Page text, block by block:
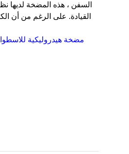
السفن ، هذه المضخة لديها
القيادة. على الرغم من أن
مضخة هيدروليكية